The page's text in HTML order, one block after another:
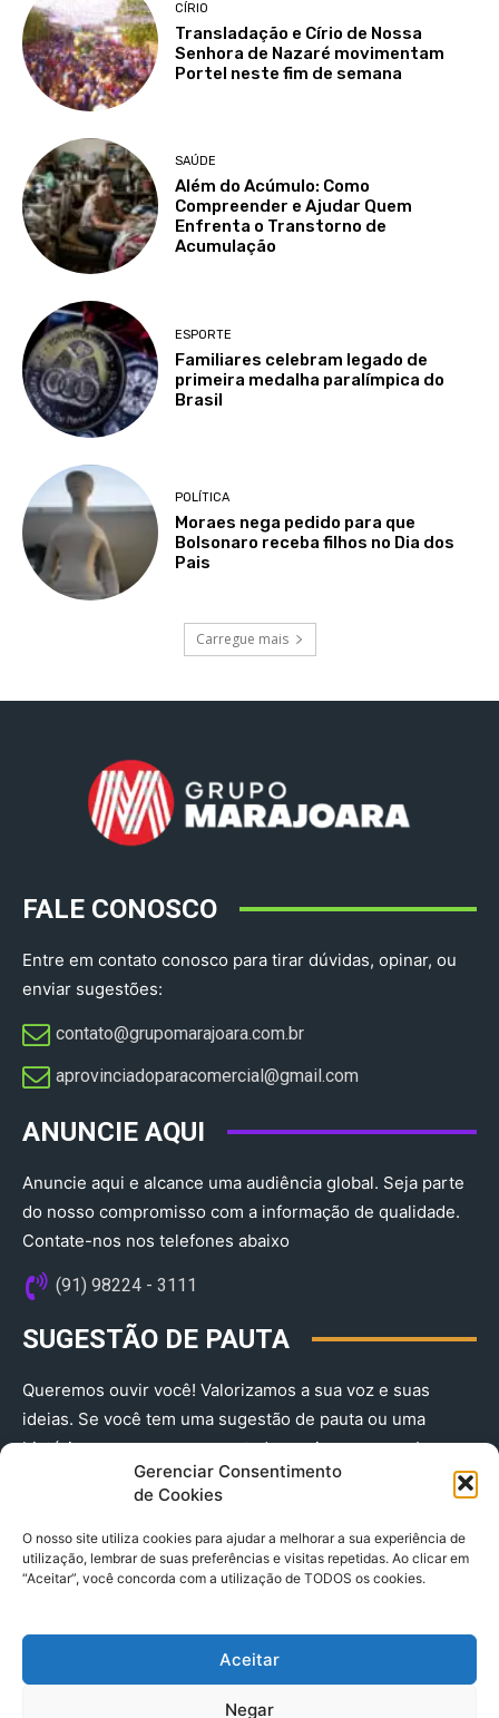
Gerenciar Consentimento
de Cookies
O nosso site utiliza cookies para ajudar a melhorar a sua experiência de
utilização, lembrar de suas preferências e visitas repetidas. Ao clicar em
“Aceitar”, você concorda com a utilização de TODOS os cookies.
Aceitar
Negar
CÍRIO
Transladação e Círio de Nossa
Senhora de Nazaré movimentam
Portel neste fim de semana
SAÚDE
Além do Acúmulo: Como
Compreender e Ajudar Quem
Enfrenta o Transtorno de
Acumulação
ESPORTE
Familiares celebram legado de
primeira medalha paralímpica do
Brasil
POLÍTICA
Moraes nega pedido para que
Bolsonaro receba filhos no Dia dos
Pais
Carregue mais
FALE CONOSCO
Entre em contato conosco para tirar dúvidas, opinar, ou
enviar sugestões:
contato@grupomarajoara.com.br
aprovinciadoparacomercial@gmail.com​
ANUNCIE AQUI
Anuncie aqui e alcance uma audiência global. Seja parte
do nosso compromisso com a informação de qualidade.
Contate-nos nos telefones abaixo
(91) 98224 - 3111
SUGESTÃO DE PAUTA
Queremos ouvir você! Valorizamos a sua voz e suas
ideias. Se você tem uma sugestão de pauta ou uma
história que merece ser contada, envie-nos agora!
(91) 98224 - 3111
© 2025 A Província do Pará CNPJ: 04.901.141/0001-36 End .
Trav. Quintino Bocaiuva 2301, Ed. Rogério Fernandez – Sala